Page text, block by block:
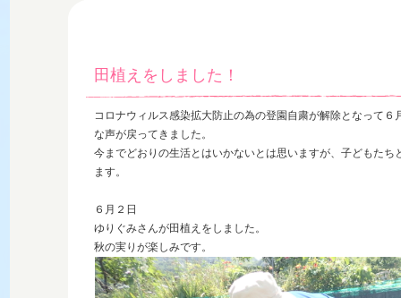
田植えをしました！
コロナウィルス感染拡大防止の為の登園自粛が解除となって
な声が戻ってきました。
今までどおりの生活とはいかないとは思いますが、子どもた
ます。
６月２日
ゆりぐみさんが田植えをしました。
秋の実りが楽しみです。